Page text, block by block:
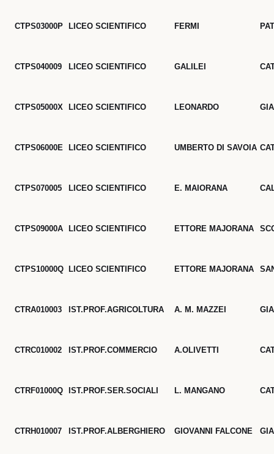
CTPS03000P LICEO SCIENTIFICO FERMI
CTPS040009 LICEO SCIENTIFICO GALILEI
CTPS05000X LICEO SCIENTIFICO LEONARDO
CTPS06000E LICEO SCIENTIFICO UMBERTO DI SAVOIA
CTPS070005 LICEO SCIENTIFICO E. MAIORANA
CTPS09000A LICEO SCIENTIFICO ETTORE MAJORANA
CTPS10000Q LICEO SCIENTIFICO ETTORE MAJORANA
CTRA010003 IST.PROF.AGRICOLTURA A. M. MAZZEI
CTRC010002 IST.PROF.COMMERCIO A.OLIVETTI
CTRF01000Q IST.PROF.SER.SOCIALI L. MANGANO
CTRH010007 IST.PROF.ALBERGHIERO GIOVANNI FALCONE